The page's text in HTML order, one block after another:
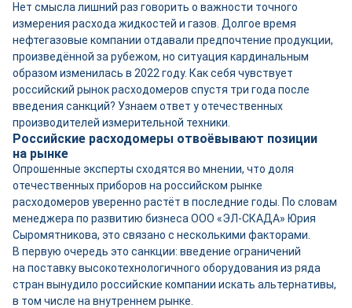
Нет смысла лишний раз говорить о важности точного
измерения расхода жидкостей и газов. Долгое время
нефтегазовые компании отдавали предпочтение продукции,
произведённой за рубежом, но ситуация кардинальным
образом изменилась в 2022 году. Как себя чувствует
российский рынок расходомеров спустя три года после
введения санкций? Узнаем ответ у отечественных
производителей измерительной техники.
Российские расходомеры отвоёвывают позиции
на рынке
Опрошенные эксперты сходятся во мнении, что доля
отечественных приборов на российском рынке
расходомеров уверенно растёт в последние годы. По словам
менеджера по развитию бизнеса ООО «ЭЛ-СКАДА» Юрия
Сыромятникова, это связано с несколькими факторами.
В первую очередь это санкции: введение ограничений
на поставку высокотехнологичного оборудования из ряда
стран вынудило российские компании искать альтернативы,
в том числе на внутреннем рынке.